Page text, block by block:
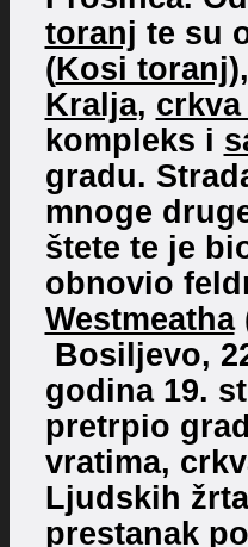
toranj te su
(Kosi toranj
Kralja,
kompleks i
gradu.
mnoge
štete te je
obnovio
Westmeatha
Bosiljevo,
godina 19.
pretrpio
vratima,
Ljudskih
prestanak